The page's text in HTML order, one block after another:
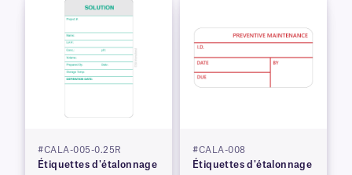
#CALA-005-0.25R
Étiquettes d'étalonnage
#CALA-008
Étiquettes d'étalonnage